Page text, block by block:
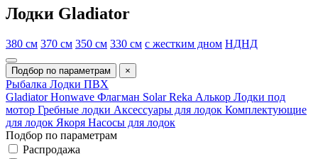
Лодки Gladiator
380 см 370 см 350 см 330 см с жестким дном НДНД
Подбор по параметрам ×
Рыбалка Лодки ПВХ
GladiatorHonwave Флагман SolarReka Алькор Лодки под
мотор Гребные лодки Аксессуары для лодок Комплектующие
для лодок Якоря Насосы для лодок
Подбор по параметрам
Распродажа